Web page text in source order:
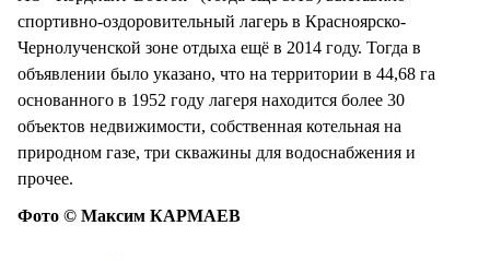
спортивно-оздоровительный лагерь в Красноярско-
Чернолученской зоне отдыха ещё в 2014 году. Тогда в
объявлении было указано, что на территории в 44,68 га
основанного в 1952 году лагеря находится более 30
объектов недвижимости, собственная котельная на
природном газе, три скважины для водоснабжения и
прочее.
Фото © Максим КАРМАЕВ